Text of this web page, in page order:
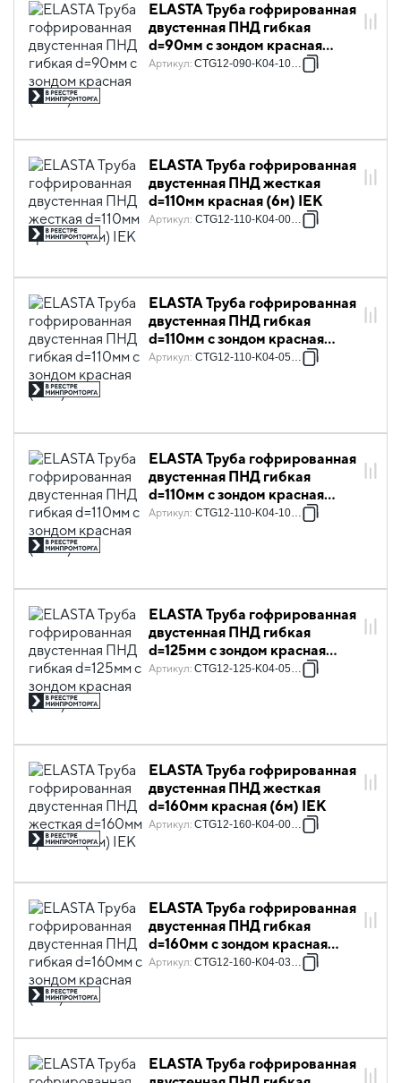
ELASTA Труба гофрированная
двустенная ПНД гибкая
d=90мм с зондом красная
(100м) IEK
Артикул: CTG12-090-K04-100-R
ELASTA Труба гофрированная
двустенная ПНД жесткая
d=110мм красная (6м) IEK
Артикул: CTG12-110-K04-006-R
ELASTA Труба гофрированная
двустенная ПНД гибкая
d=110мм с зондом красная
(50м) IEK
Артикул: CTG12-110-K04-050-R
ELASTA Труба гофрированная
двустенная ПНД гибкая
d=110мм с зондом красная
(100м) IEK
Артикул: CTG12-110-K04-100-R
ELASTA Труба гофрированная
двустенная ПНД гибкая
d=125мм с зондом красная
(50м) IEK
Артикул: CTG12-125-K04-050-R
ELASTA Труба гофрированная
двустенная ПНД жесткая
d=160мм красная (6м) IEK
Артикул: CTG12-160-K04-006-R
ELASTA Труба гофрированная
двустенная ПНД гибкая
d=160мм с зондом красная
(35м) IEK
Артикул: CTG12-160-K04-035-R
ELASTA Труба гофрированная